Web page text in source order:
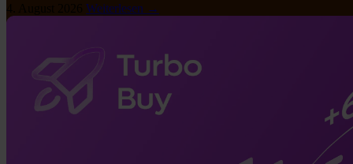
Weiterlesen →